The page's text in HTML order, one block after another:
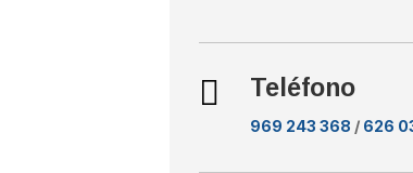
 Teléfono
969 243 368 / 626